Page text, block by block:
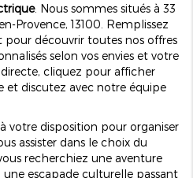
. Nous sommes situés à 33
Provence, 13100. Remplissez
pour découvrir toutes nos offres
selon vos envies et votre
directe, cliquez pour afficher
et discutez avec notre équipe
votre disposition pour organiser
assister dans le choix du
recherchiez une aventure
escapade culturelle passant